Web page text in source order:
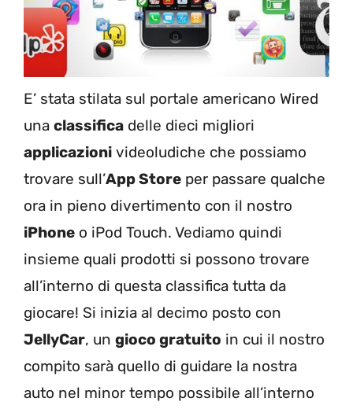
E’ stata stilata sul portale americano Wired
una classifica delle dieci migliori
applicazioni videoludiche che possiamo
trovare sull’App Store per passare qualche
ora in pieno divertimento con il nostro
iPhone o iPod Touch. Vediamo quindi
insieme quali prodotti si possono trovare
all’interno di questa classifica tutta da
giocare! Si inizia al decimo posto con
JellyCar, un gioco gratuito in cui il nostro
compito sarà quello di guidare la nostra
auto nel minor tempo possibile all’interno